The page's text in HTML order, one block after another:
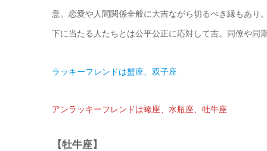
意。恋愛や人間関係全般に大吉ながら切るべき縁もあり
下に当たる人たちとは公平公正に応対して吉。同僚や同
ラッキーフレンドは蟹座、双子座
アンラッキーフレンドは蠍座、水瓶座、牡牛座
【牡牛座】